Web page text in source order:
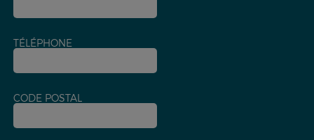
TÉLÉPHONE
CODE POSTAL